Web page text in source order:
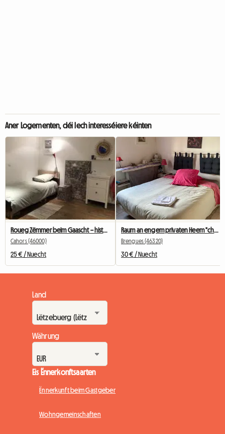
Aner Logementen, déi Iech interesséiere kéinten
Roueg Zëmmer beim Gaascht – historeschen Zentrum vu Cahors
Cahors (46000)
25 € / Nuecht
Brengues (46320)
30 € / Nuecht
Land
Währung
Eis Ënnerkonftsaarten
Ënnerkunft beim Gastgeber
Wohngemeinschaften